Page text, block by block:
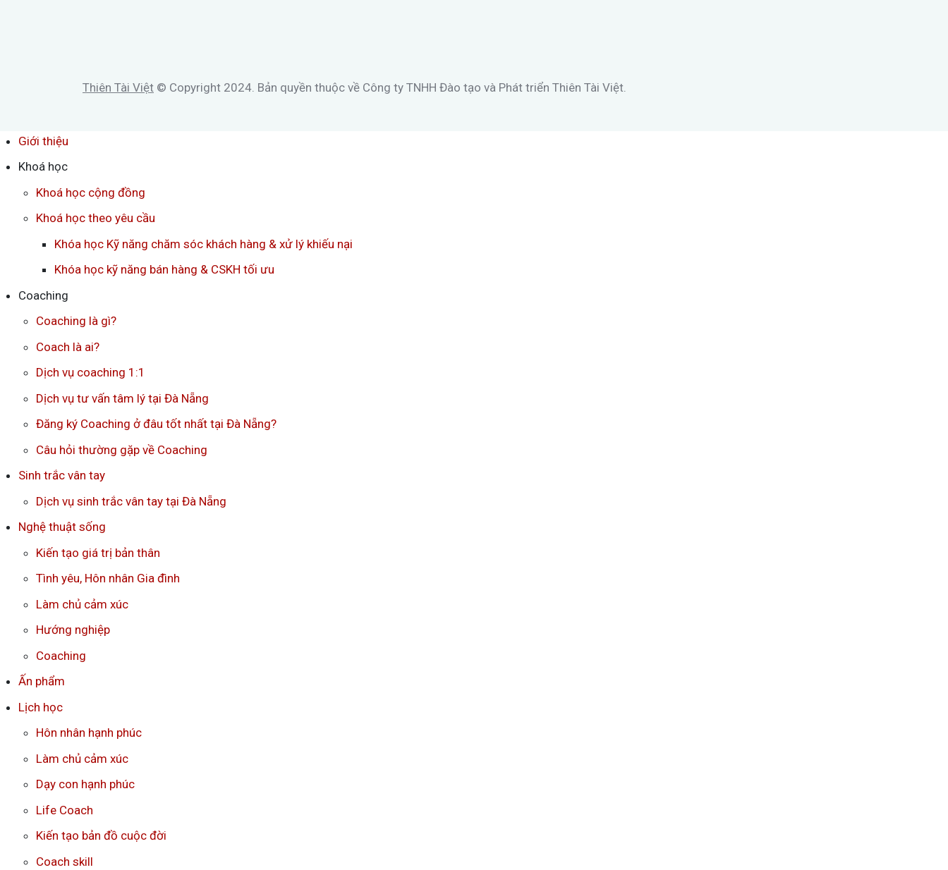
Thiên Tài Việt © Copyright 2024. Bản quyền thuộc về Công ty TNHH Đào tạo và Phát triển Thiên Tài Việt.
Giới thiệu
Khoá học
Khoá học cộng đồng
Khoá học theo yêu cầu
Khóa học Kỹ năng chăm sóc khách hàng & xử lý khiếu nại
Khóa học kỹ năng bán hàng & CSKH tối ưu
Coaching
Coaching là gì?
Coach là ai?
Dịch vụ coaching 1:1
Dịch vụ tư vấn tâm lý tại Đà Nẵng
Đăng ký Coaching ở đâu tốt nhất tại Đà Nẵng?
Câu hỏi thường gặp về Coaching
Sinh trắc vân tay
Dịch vụ sinh trắc vân tay tại Đà Nẵng
Nghệ thuật sống
Kiến tạo giá trị bản thân
Tình yêu, Hôn nhân Gia đình
Làm chủ cảm xúc
Hướng nghiệp
Coaching
Ấn phẩm
Lịch học
Hôn nhân hạnh phúc
Làm chủ cảm xúc
Dạy con hạnh phúc
Life Coach
Kiến tạo bản đồ cuộc đời
Coach skill